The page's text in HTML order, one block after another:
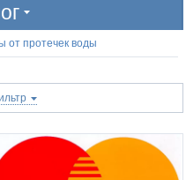
от протечек воды